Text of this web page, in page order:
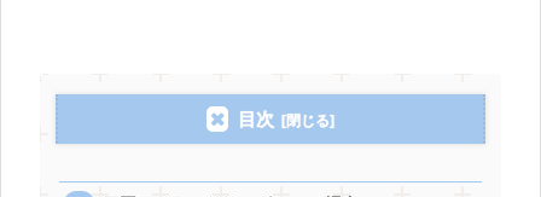
目次